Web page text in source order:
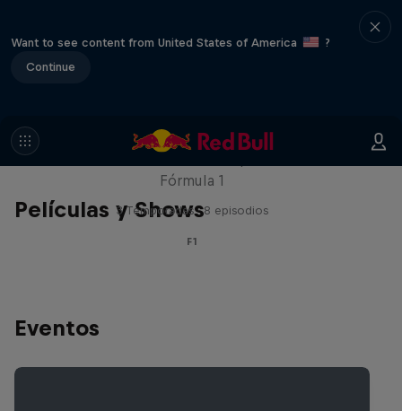
Want to see content from United States of America
?
Continue
Películas y Shows
Red Bull Racing Road Trips
Fórmula 1
3 Temporadas · 8 episodios
F1
Eventos